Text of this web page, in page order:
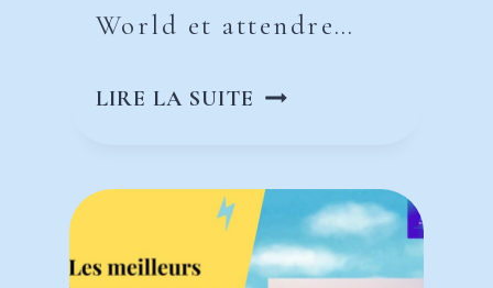
World et attendre…
LIRE LA SUITE COMMENT
RENDEMENTS
AVEC
LES